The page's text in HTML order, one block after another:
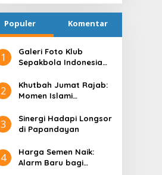
Populer Komentar
1
Galeri Foto Klub
Sepakbola Indonesia
2
Khutbah Jumat Rajab:
Momen Islami
3
Sinergi Hadapi Longsor
di Papandayan
4
Harga Semen Naik:
Alarm Baru bagi